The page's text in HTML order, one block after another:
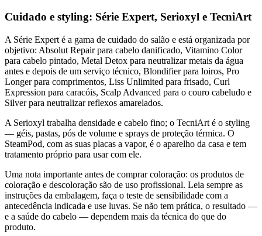
Cuidado e styling: Série Expert, Serioxyl e TecniArt
A Série Expert é a gama de cuidado do salão e está organizada por
objetivo: Absolut Repair para cabelo danificado, Vitamino Color
para cabelo pintado, Metal Detox para neutralizar metais da água
antes e depois de um serviço técnico, Blondifier para loiros, Pro
Longer para comprimentos, Liss Unlimited para frisado, Curl
Expression para caracóis, Scalp Advanced para o couro cabeludo e
Silver para neutralizar reflexos amarelados.
A Serioxyl trabalha densidade e cabelo fino; o TecniArt é o styling
— géis, pastas, pós de volume e sprays de proteção térmica. O
SteamPod, com as suas placas a vapor, é o aparelho da casa e tem
tratamento próprio para usar com ele.
Uma nota importante antes de comprar coloração: os produtos de
coloração e descoloração são de uso profissional. Leia sempre as
instruções da embalagem, faça o teste de sensibilidade com a
antecedência indicada e use luvas. Se não tem prática, o resultado —
e a saúde do cabelo — dependem mais da técnica do que do
produto.